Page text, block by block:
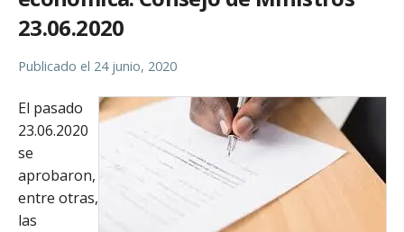
23.06.2020
Publicado el 24 junio, 2020
El pasado
23.06.2020
se
aprobaron,
entre otras,
las